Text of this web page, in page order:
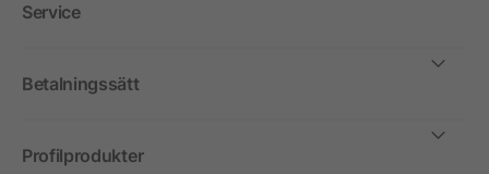
Service
Betalningssätt
Profilprodukter